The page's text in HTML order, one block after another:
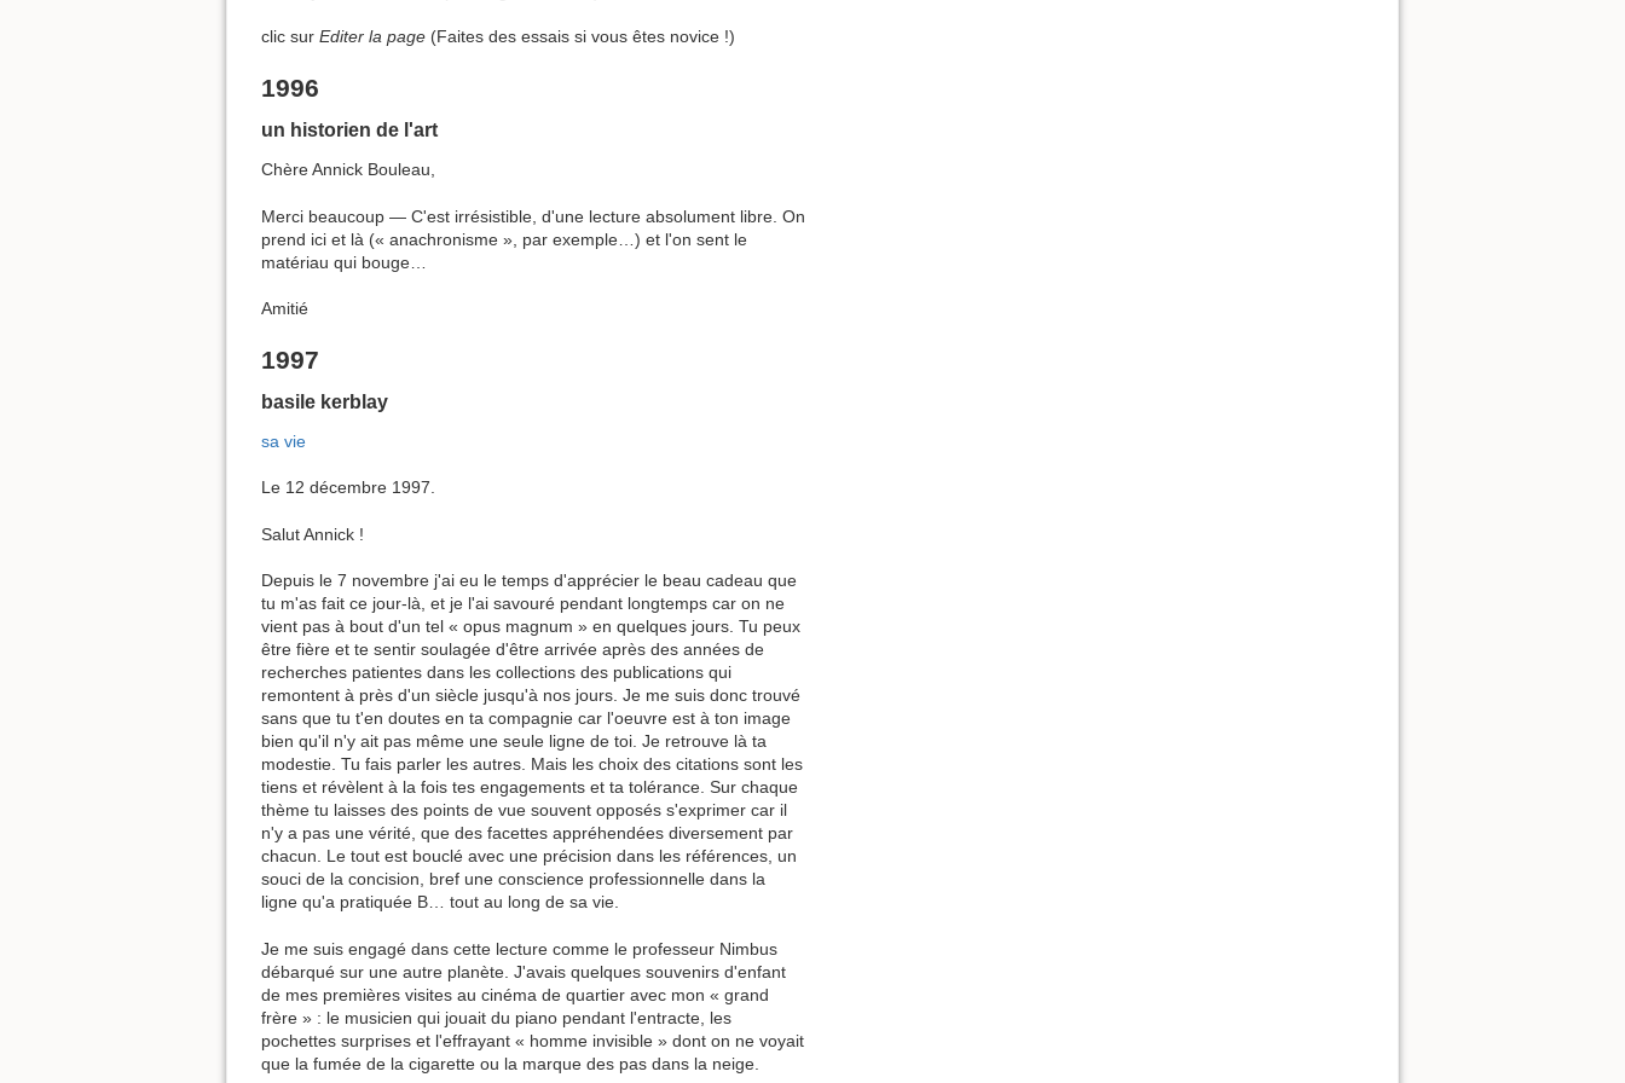
clic sur Editer la page (Faites des essais si vous êtes novice !)
1996
un historien de l'art
Chère Annick Bouleau,
Merci beaucoup — C'est irrésistible, d'une lecture absolument libre. On
prend ici et là (« anachronisme », par exemple…) et l'on sent le
matériau qui bouge…
Amitié
1997
basile kerblay
sa vie
Le 12 décembre 1997.
Salut Annick !
Depuis le 7 novembre j'ai eu le temps d'apprécier le beau cadeau que
tu m'as fait ce jour-là, et je l'ai savouré pendant longtemps car on ne
vient pas à bout d'un tel « opus magnum » en quelques jours. Tu peux
être fière et te sentir soulagée d'être arrivée après des années de
recherches patientes dans les collections des publications qui
remontent à près d'un siècle jusqu'à nos jours. Je me suis donc trouvé
sans que tu t'en doutes en ta compagnie car l'oeuvre est à ton image
bien qu'il n'y ait pas même une seule ligne de toi. Je retrouve là ta
modestie. Tu fais parler les autres. Mais les choix des citations sont les
tiens et révèlent à la fois tes engagements et ta tolérance. Sur chaque
thème tu laisses des points de vue souvent opposés s'exprimer car il
n'y a pas une vérité, que des facettes appréhendées diversement par
chacun. Le tout est bouclé avec une précision dans les références, un
souci de la concision, bref une conscience professionnelle dans la
ligne qu'a pratiquée B… tout au long de sa vie.
Je me suis engagé dans cette lecture comme le professeur Nimbus
débarqué sur une autre planète. J'avais quelques souvenirs d'enfant
de mes premières visites au cinéma de quartier avec mon « grand
frère » : le musicien qui jouait du piano pendant l'entracte, les
pochettes surprises et l'effrayant « homme invisible » dont on ne voyait
que la fumée de la cigarette ou la marque des pas dans la neige.